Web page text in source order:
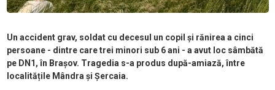
Un accident grav, soldat cu decesul un copil și rănirea a cinci
persoane - dintre care trei minori sub 6 ani - a avut loc sâmbătă
pe DN1, în Brașov. Tragedia s-a produs după-amiază, între
localitățile Mândra și Șercaia.